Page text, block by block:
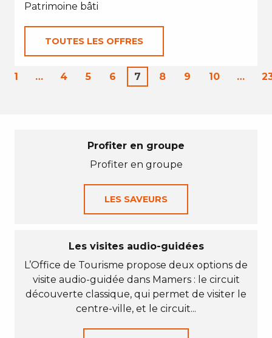
Patrimoine bâti
TOUTES LES OFFRES
1 … 4 5 6 7 8 9 10 …
Profiter en groupe
Profiter en groupe
LES SAVEURS
Les visites audio-guidées
L’Office de Tourisme propose deux options de
visite audio-guidée dans Mamers : le circuit
découverte classique, qui permet de visiter le
centre-ville, et le circuit...